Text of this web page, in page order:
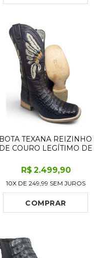
BOTA TEXANA REIZINHO
DE COURO LEGÍTIMO DE
CANO ALTO, BICO
QUADRADO - SOLADO
DE COURO ARTESANAL |
REIZINHO BOTAS
R$ 2.499,90
10X DE 249,99 SEM JUROS
COMPRAR